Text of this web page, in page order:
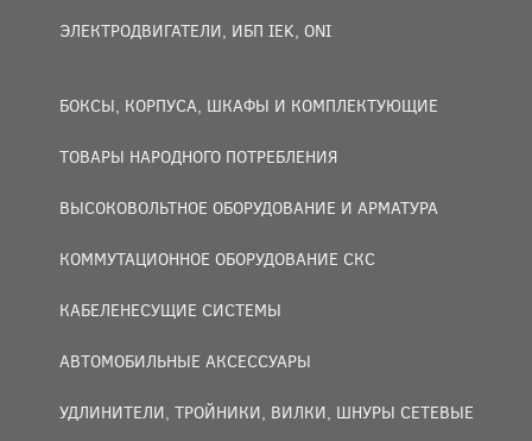
ЭЛЕКТРОДВИГАТЕЛИ, ИБП IEK, ONI
БОКСЫ, КОРПУСА, ШКАФЫ И КОМПЛЕКТУЮЩИЕ
ТОВАРЫ НАРОДНОГО ПОТРЕБЛЕНИЯ
ВЫСОКОВОЛЬТНОЕ ОБОРУДОВАНИЕ И АРМАТУРА
КОММУТАЦИОННОЕ ОБОРУДОВАНИЕ СКС
КАБЕЛЕНЕСУЩИЕ СИСТЕМЫ
АВТОМОБИЛЬНЫЕ АКСЕССУАРЫ
УДЛИНИТЕЛИ, ТРОЙНИКИ, ВИЛКИ, ШНУРЫ СЕТЕВЫЕ